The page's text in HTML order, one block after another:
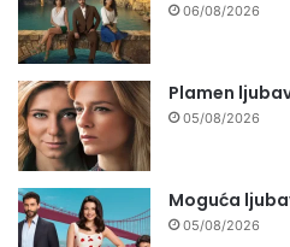
06/08/2026
Plamen
05/08/2026
Moguća
05/08/2026